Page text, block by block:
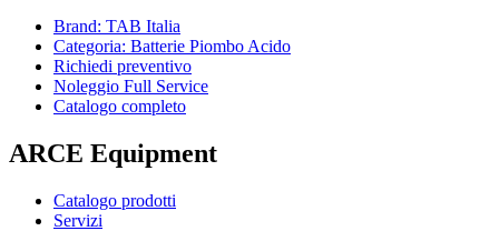
Brand: TAB Italia
Categoria: Batterie Piombo Acido
Richiedi preventivo
Noleggio Full Service
Catalogo completo
ARCE Equipment
Catalogo prodotti
Servizi